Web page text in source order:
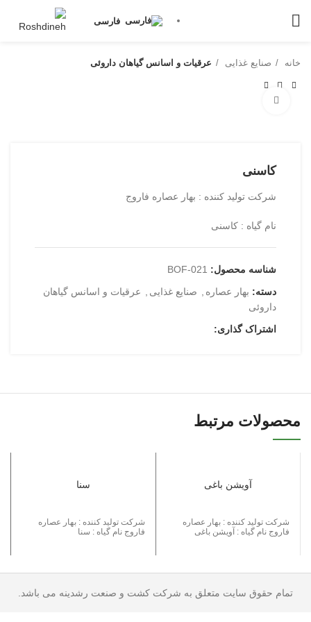
فارسی
خانه صنایع غذایی عرقیات و اسانس گیاهان داروئی
کاسنی
شرکت تولید کننده : بهار عصاره فاروج
نام گیاه : کاسنی
شناسه محصول: BOF-021
دسته: بهار عصاره صنایع غذایی
عرقیات و اسانس گیاهان
داروئی
اشتراک گذاری:
محصولات مرتبط
آویشن باغی
شرکت تولید کننده : بهار عصاره
فاروج نام گیاه : آویشن باغی
سنا
شرکت تولید کننده : بهار عصاره
فاروج نام گیاه : سنا
تمام حقوق سایت متعلق به شرکت کشت و صنعت رشدینه می باشد.